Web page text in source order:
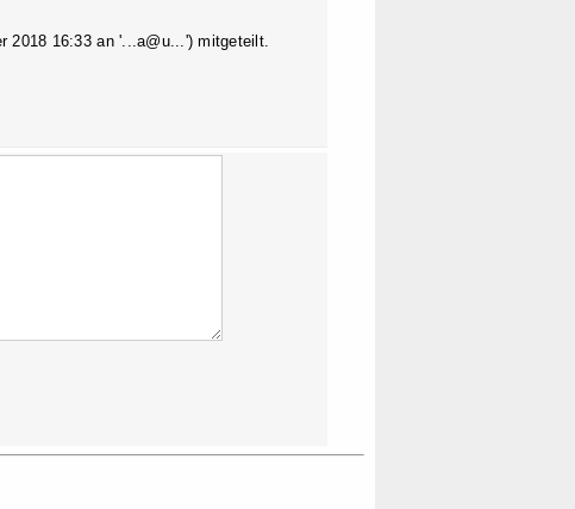
2018 16:33 an '...a@u...') mitgeteilt.